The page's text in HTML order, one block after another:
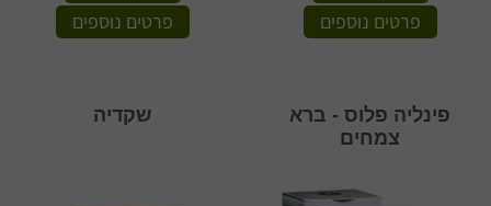
פרטים נוספים פרטים נוספים
פינליה פלוס - ברא
צמחים
שקדיה